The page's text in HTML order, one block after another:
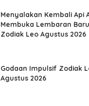
Menyalakan Kembali Api
Membuka Lembaran
Zodiak Leo Agustus 2026
Godaan Impulsif Zodiak
Agustus 2026